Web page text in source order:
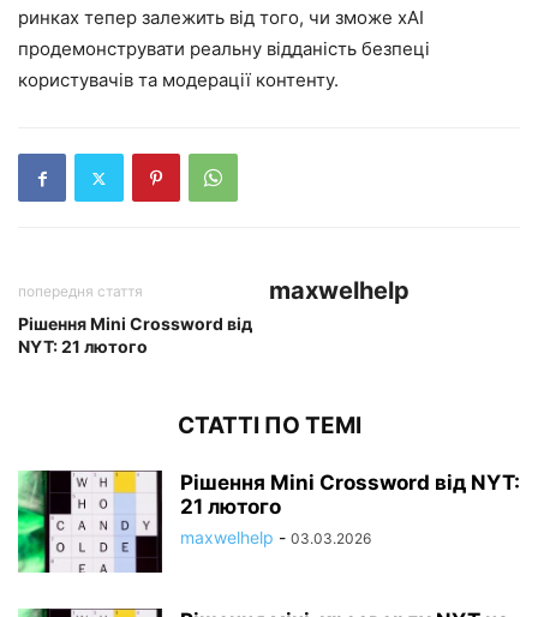
ринках тепер залежить від того, чи зможе xAI
продемонструвати реальну відданість безпеці
користувачів та модерації контенту.
попередня стаття
Рішення Mini Crossword від
NYT: 21 лютого
maxwelhelp
СТАТТІ ПО ТЕМІ
Рішення Mini Crossword від NYT:
21 лютого
maxwelhelp - 03.03.2026